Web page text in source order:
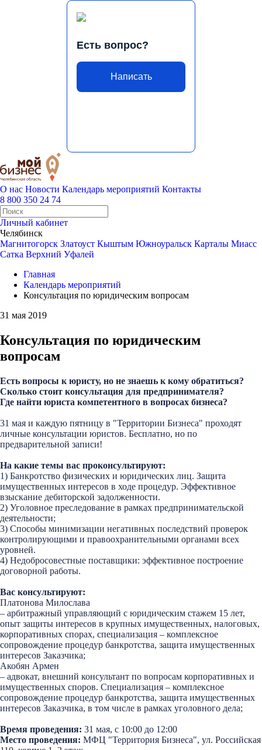
Есть вопрос?
Написать
О нас Новости Календарь мероприятий Контакты
8 800 350 24 74
Личный кабинет
Челябинск
Магнитогорск Златоуст Кыштым Южноуральск Карталы Миасс
Сатка Верхний Уфалей
Главная
Календарь мероприятий
Консультация по юридическим вопросам
31 мая 2019
Консультация по юридическим
вопросам
Есть вопросы к юристу, но не знаешь к кому обратиться?
Сколько стоит консультация для предпринимателя?
Где найти юриста компетентного в вопросах бизнеса?
31 мая и каждую пятницу в "Территории Бизнеса" проходят
личные консультации юристов. Бесплатно, но по
предварительной записи!
На какие темы вас проконсультируют:
1) Банкротство физических и юридических лиц. Защита
имущественных интересов в ходе процедур. Эффективное
взыскание дебиторской задолженности.
2) Уголовное преследование в рамках предпринимательской
деятельности;
3) Способы минимизации негативных последствий проверок
контролирующими и правоохранительными органами всех
уровней.
4) Недобросовестные поставщики: эффективное построение
договорной работы.
Вас консультируют:
Платонова Милослава
– арбитражный управляющий с юридическим стажем 15 лет,
опыт защиты интересов в крупных имущественных, налоговых,
корпоративных спорах, специализация – комплексное
сопровождение процедур банкротства, защита имущественных
интересов Заказчика;
Акобян Армен
– адвокат, внешний консультант по вопросам корпоративных и
имущественных споров. Специализация – комплексное
сопровождение процедур банкротства, защита имущественных
интересов Заказчика, в том числе в рамках уголовного дела;
Время проведения: 31 мая, с 10:00 до 12:00
Место проведения: МФЦ "Территория Бизнеса", ул. Российская